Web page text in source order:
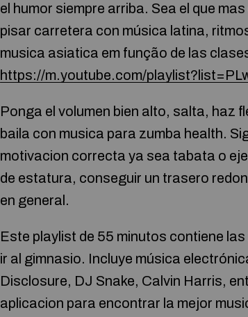
el humor siempre arriba. Sea el que
pisar carretera con música latina,
musica asiatica em função de las
https://m.youtube.com/
Ponga el volumen bien alto, salta, haz
baila con musica para zumba health.
motivacion correcta ya sea tabata o
de estatura, conseguir un trasero
en general.
Este playlist de 55 minutos contiene
ir al gimnasio. Incluye música
Disclosure, DJ Snake, Calvin Harris,
aplicacion para encontrar la mejor